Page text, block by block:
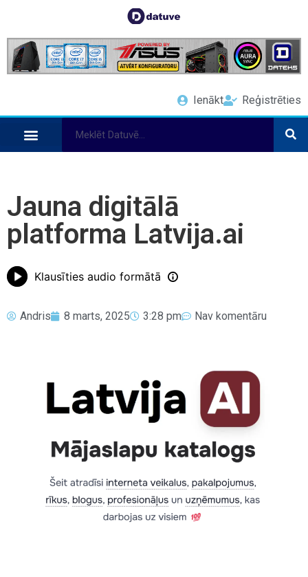
Ienākt Reģistrēties
Jauna digitālā
platforma Latvija.ai
Klausīties audio formātā
Andris 8 marts, 2025 3:28 pm Nav komentāru